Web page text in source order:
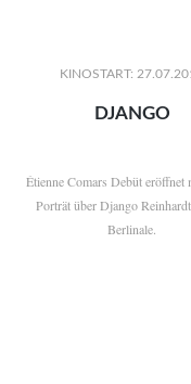
KINOSTART:
DJANGO
Étienne Comars Debüt eröffnet
Porträt über Django
Berlinale.